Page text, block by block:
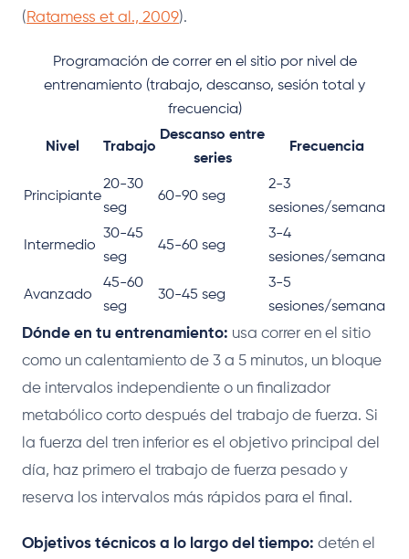
( Ratamess et al., 2009).
Programación de correr en el sitio por nivel de
entrenamiento (trabajo, descanso, sesión total y
frecuencia)
Nivel Trabajo
Descanso entre
series
Frecuencia
Principiante
20-30
seg
60-90 seg
2-3
sesiones/semana
Intermedio
30-45
seg
45-60 seg
3-4
sesiones/semana
Avanzado
45-60
seg
30-45 seg
3-5
sesiones/semana
Dónde en tu entrenamiento: usa correr en el sitio
como un calentamiento de 3 a 5 minutos, un bloque
de intervalos independiente o un finalizador
metabólico corto después del trabajo de fuerza. Si
la fuerza del tren inferior es el objetivo principal del
día, haz primero el trabajo de fuerza pesado y
reserva los intervalos más rápidos para el final.
Objetivos técnicos a lo largo del tiempo: detén el